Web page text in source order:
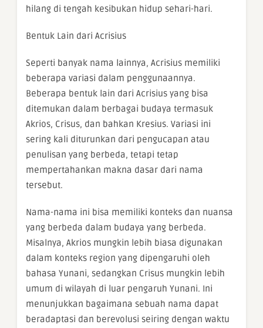
hilang di tengah kesibukan hidup sehari-hari.
Bentuk Lain dari Acrisius
Seperti banyak nama lainnya, Acrisius memiliki
beberapa variasi dalam penggunaannya.
Beberapa bentuk lain dari Acrisius yang bisa
ditemukan dalam berbagai budaya termasuk
Akrios, Crisus, dan bahkan Kresius. Variasi ini
sering kali diturunkan dari pengucapan atau
penulisan yang berbeda, tetapi tetap
mempertahankan makna dasar dari nama
tersebut.
Nama-nama ini bisa memiliki konteks dan nuansa
yang berbeda dalam budaya yang berbeda.
Misalnya, Akrios mungkin lebih biasa digunakan
dalam konteks region yang dipengaruhi oleh
bahasa Yunani, sedangkan Crisus mungkin lebih
umum di wilayah di luar pengaruh Yunani. Ini
menunjukkan bagaimana sebuah nama dapat
beradaptasi dan berevolusi seiring dengan waktu